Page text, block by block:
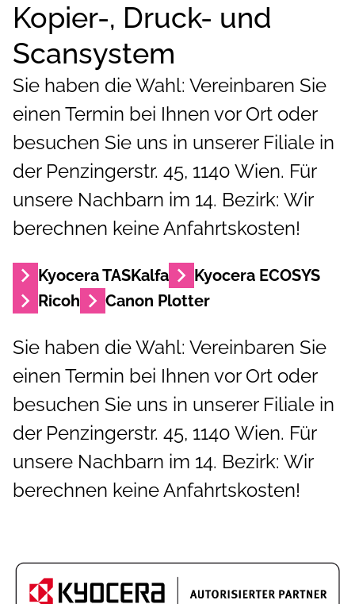
Kopier-, Druck- und
Scansystem
Sie haben die Wahl: Vereinbaren Sie
einen Termin bei Ihnen vor Ort oder
besuchen Sie uns in unserer Filiale in
der Penzingerstr. 45, 1140 Wien. Für
unsere Nachbarn im 14. Bezirk: Wir
berechnen keine Anfahrtskosten!
Kyocera TASKalfa
Kyocera ECOSYS
Ricoh
Canon Plotter
Sie haben die Wahl: Vereinbaren Sie
einen Termin bei Ihnen vor Ort oder
besuchen Sie uns in unserer Filiale in
der Penzingerstr. 45, 1140 Wien. Für
unsere Nachbarn im 14. Bezirk: Wir
berechnen keine Anfahrtskosten!